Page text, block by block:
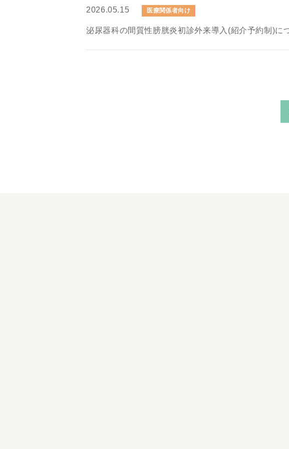
2026.05.15 医療関係者向け
泌尿器科の間質性膀胱炎初診外来導入(紹介予約制)に